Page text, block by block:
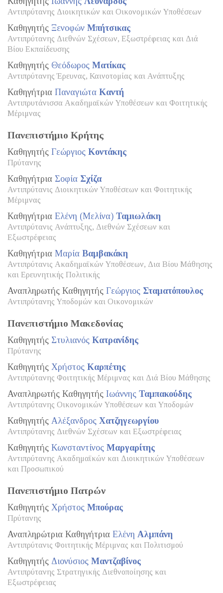
Αντιπρύτανης Διοικητικών και Οικονομικών Υποθέσεων
Καθηγητής Ξενοφών Μπήτσικας
Αντιπρύτανης Διεθνών Σχέσεων, Εξωστρέφειας και Διά
Βίου Εκπαίδευσης
Καθηγητής Θεόδωρος Ματίκας
Αντιπρύτανης Έρευνας, Καινοτομίας και Ανάπτυξης
Καθηγήτρια Παναγιώτα Καντή
Αντιπρυτάνισσα Ακαδημαϊκών Υποθέσεων και Φοιτητικής
Μέριμνας
Πανεπιστήμιο Κρήτης
Καθηγητής Γεώργιος Κοντάκης
Πρύτανης
Καθηγήτρια Σοφία Σχίζα
Αντιπρύτανις Διοικητικών Υποθέσεων και Φοιτητικής
Μέριμνας
Καθηγήτρια Ελένη (Μελίνα) Ταμιωλάκη
Αντιπρύτανις Ανάπτυξης, Διεθνών Σχέσεων και
Εξωστρέφειας
Καθηγήτρια Μαρία Βαμβακάκη
Αντιπρύτανις Ακαδημαϊκών Υποθέσεων, Δια Βίου Μάθησης
και Ερευνητικής Πολιτικής
Αναπληρωτής Καθηγητής Γεώργιος Σταματόπουλος
Αντιπρύτανης Υποδομών και Οικονομικών
Πανεπιστήμιο Μακεδονίας
Καθηγητής Στυλιανός Κατρανίδης
Πρύτανης
Καθηγητής Χρήστος Καρπέτης
Αντιπρύτανης Φοιτητικής Μέριμνας και Διά Βίου Μάθησης
Αναπληρωτής Καθηγητής Ιωάννης Ταμπακούδης
Αντιπρύτανης Οικονομικών Υποθέσεων και Υποδομών
Καθηγητής Αλέξανδρος Χατζηγεωργίου
Αντιπρύτανης Διεθνών Σχέσεων και Εξωστρέφειας
Καθηγητής Κωνσταντίνος Μαργαρίτης
Αντιπρύτανης Ακαδημαϊκών και Διοικητικών Υποθέσεων
και Προσωπικού
Πανεπιστήμιο Πατρών
Καθηγητής Χρήστος Μπούρας
Πρύτανης
Αναπληρώτρια Καθηγήτρια Ελένη Αλμπάνη
Αντιπρύτανις Φοιτητικής Μέριμνας και Πολιτισμού
Καθηγητής Διονύσιος Μαντζαβίνος
Αντιπρύτανης Στρατηγικής Διεθνοποίησης και
Εξωστρέφειας